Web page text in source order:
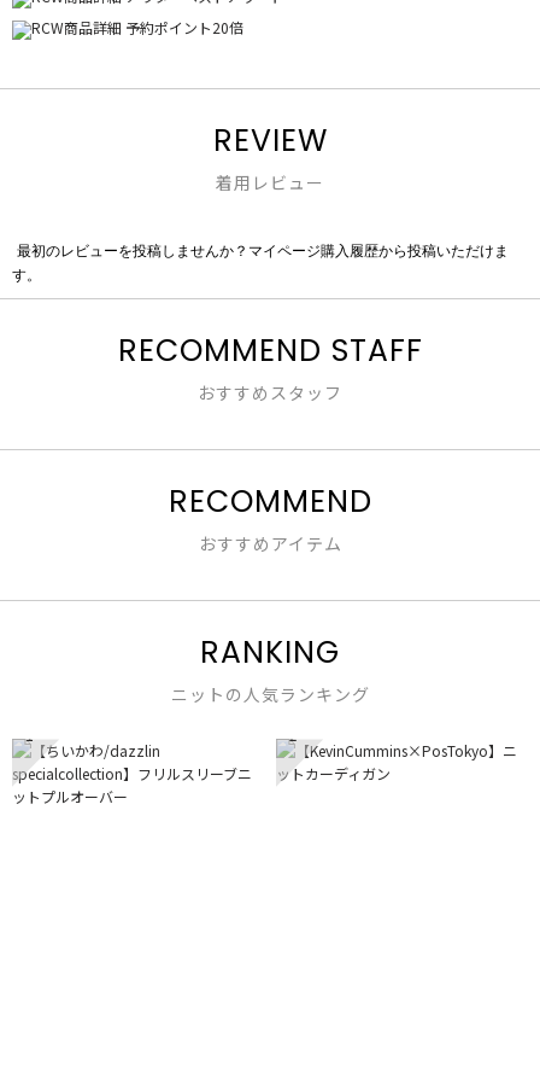
REVIEW
着用レビュー
評
価
最初のレビューを投稿しませんか？マイページ購入履歴から投稿いただけま
す。
RECOMMEND STAFF
おすすめスタッフ
RECOMMEND
おすすめアイテム
RANKING
ニットの人気ランキング
1 2